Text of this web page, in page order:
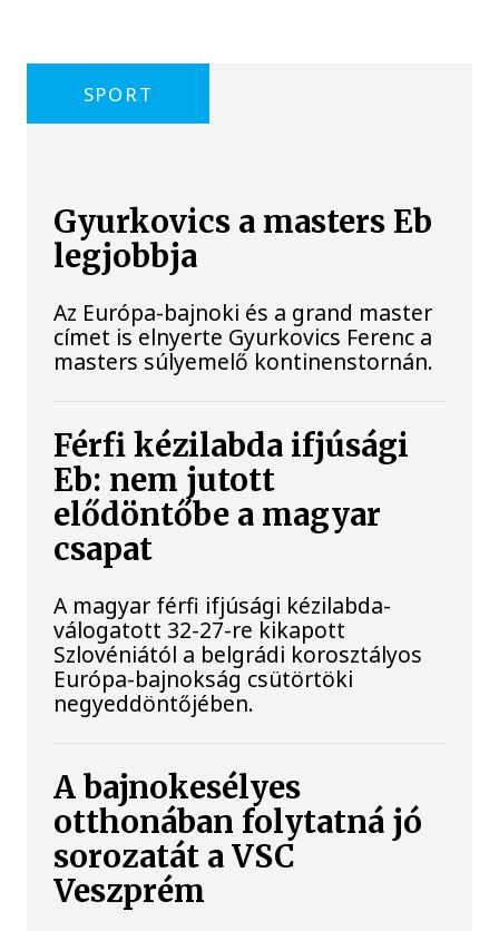
SPORT
Gyurkovics a masters Eb
legjobbja
Az Európa-bajnoki és a grand master
címet is elnyerte Gyurkovics Ferenc a
masters súlyemelő kontinenstornán.
Férfi kézilabda ifjúsági
Eb: nem jutott
elődöntőbe a magyar
csapat
A magyar férfi ifjúsági kézilabda-
válogatott 32-27-re kikapott
Szlovéniától a belgrádi korosztályos
Európa-bajnokság csütörtöki
negyeddöntőjében.
A bajnokesélyes
otthonában folytatná jó
sorozatát a VSC
Veszprém